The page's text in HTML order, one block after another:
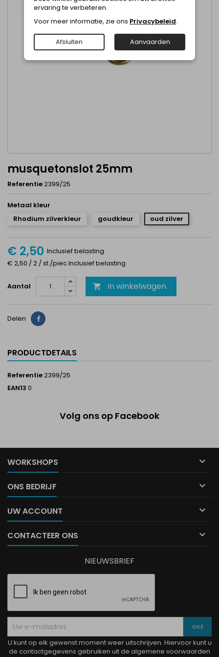
musquetonslot 25mm
Referentie2399/25
Metaal kleur
Rhodium zilverkleur
goudkleur oud zilver
€ 2,50 Inclusief belasting
€ 2,50 / 2 / st./piec Inclusief belasting
Aantal  In winkelwagen
Delen Delen
PRODUCTDETAILS
Referentie2399/25
EAN13 0
Volg ons op Facebook
WORKSHOPS 
ONS BEDRIJF 
UW ACCOUNT 
CONTACTEER ONS 
ervaring te verbeteren.
Voor meer informatie, zie ons Privacybeleid.
Afsluiten Aanvaarden
NIEUWSBRIEF
U kunt op elk gewenst moment weer uitschrijven. Hiervoor kunt u
de contactgegevens gebruiken uit de algemene voorwaarden